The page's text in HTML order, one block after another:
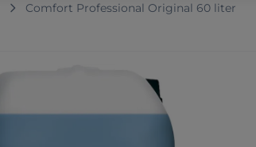
Comfort Professional Original 60 liter